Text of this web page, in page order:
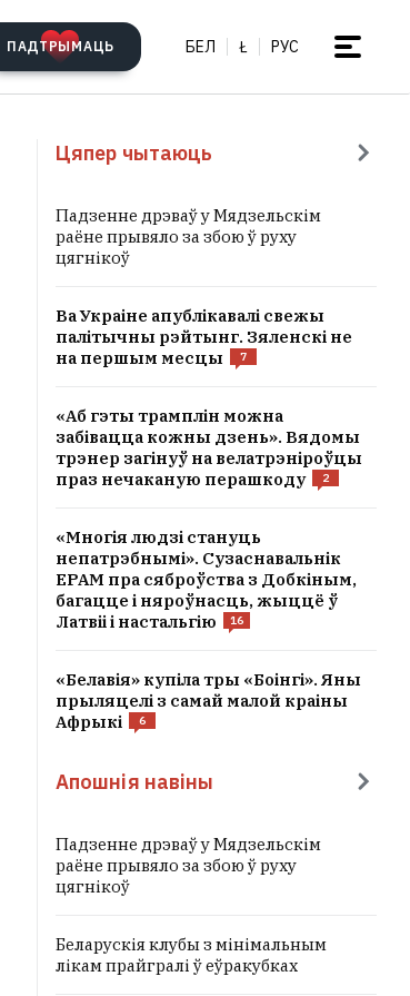
ПАДТРЫМАЦЬ БЕЛ Ł РУС
Цяпер чытаюць
Падзенне дрэваў у Мядзельскім
раёне прывяло за збою ў руху
цягнікоў
Ва Украіне апублікавалі свежы
палітычны рэйтынг. Зяленскі не
на першым месцы
7
«Аб гэты трамплін можна
забівацца кожны дзень». Вядомы
трэнер загінуў на велатрэніроўцы
праз нечаканую перашкоду
2
«Многія людзі стануць
непатрэбнымі». Сузаснавальнік
EPAM пра сяброўства з Добкіным,
багацце і няроўнасць, жыццё ў
Латвіі і настальгію
16
«Белавія» купіла тры «Боінгі». Яны
прыляцелі з самай малой краіны
Афрыкі
6
Апошнія навіны
Падзенне дрэваў у Мядзельскім
раёне прывяло за збою ў руху
цягнікоў
Беларускія клубы з мінімальным
лікам прайгралі ў еўракубках